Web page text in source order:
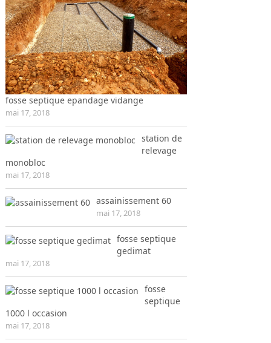
fosse septique epandage vidange
mai 17, 2018
station de
relevage
monobloc
mai 17, 2018
assainissement 60
mai 17, 2018
fosse septique
gedimat
mai 17, 2018
fosse
septique
1000 l occasion
mai 17, 2018